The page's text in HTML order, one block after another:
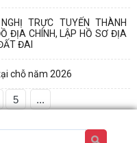
TRỰC TUYẾN THÀNH
ĐỊA CHÍNH, LẬP HỒ SƠ ĐỊA
ĐAI
chỗ năm 2026
5 ...